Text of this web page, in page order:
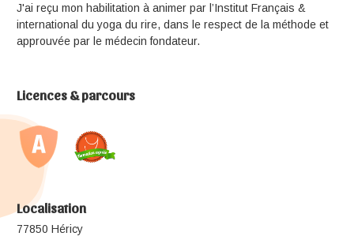
J'ai reçu mon habilitation à animer par l’Institut Français &
international du yoga du rire, dans le respect de la méthode et
approuvée par le médecin fondateur.
Licences & parcours
Localisation
77850 Héricy